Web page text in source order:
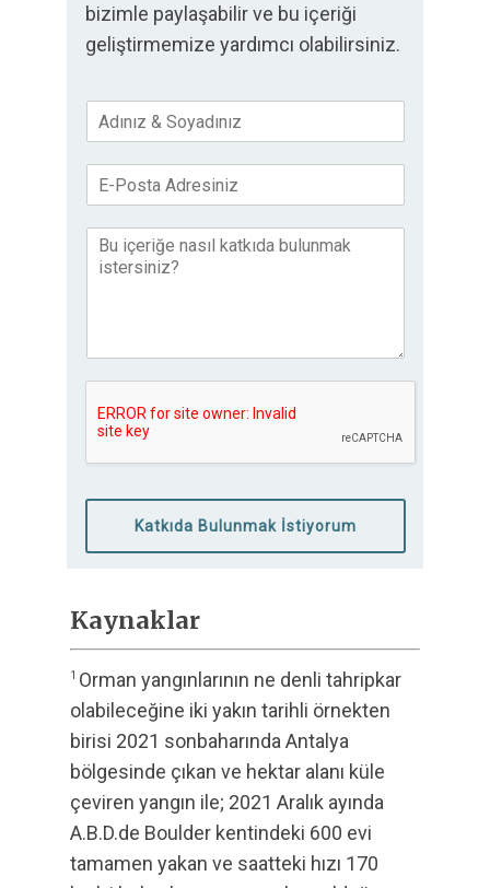
bizimle paylaşabilir ve bu içeriği
geliştirmemize yardımcı olabilirsiniz.
Katkıda Bulunmak İstiyorum
Kaynaklar
1 Orman yangınlarının ne denli tahripkar
olabileceğine iki yakın tarihli örnekten
birisi 2021 sonbaharında Antalya
bölgesinde çıkan ve hektar alanı küle
çeviren yangın ile; 2021 Aralık ayında
A.B.D.de Boulder kentindeki 600 evi
tamamen yakan ve saatteki hızı 170